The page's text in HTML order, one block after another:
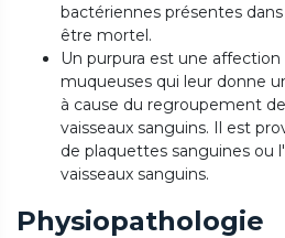
bactériennes présentes dans
être mortel.
Un purpura est une
muqueuses qui leur donne
à cause du regroupement
vaisseaux sanguins. Il est
de plaquettes sanguines ou
vaisseaux sanguins.
Physiopathologie